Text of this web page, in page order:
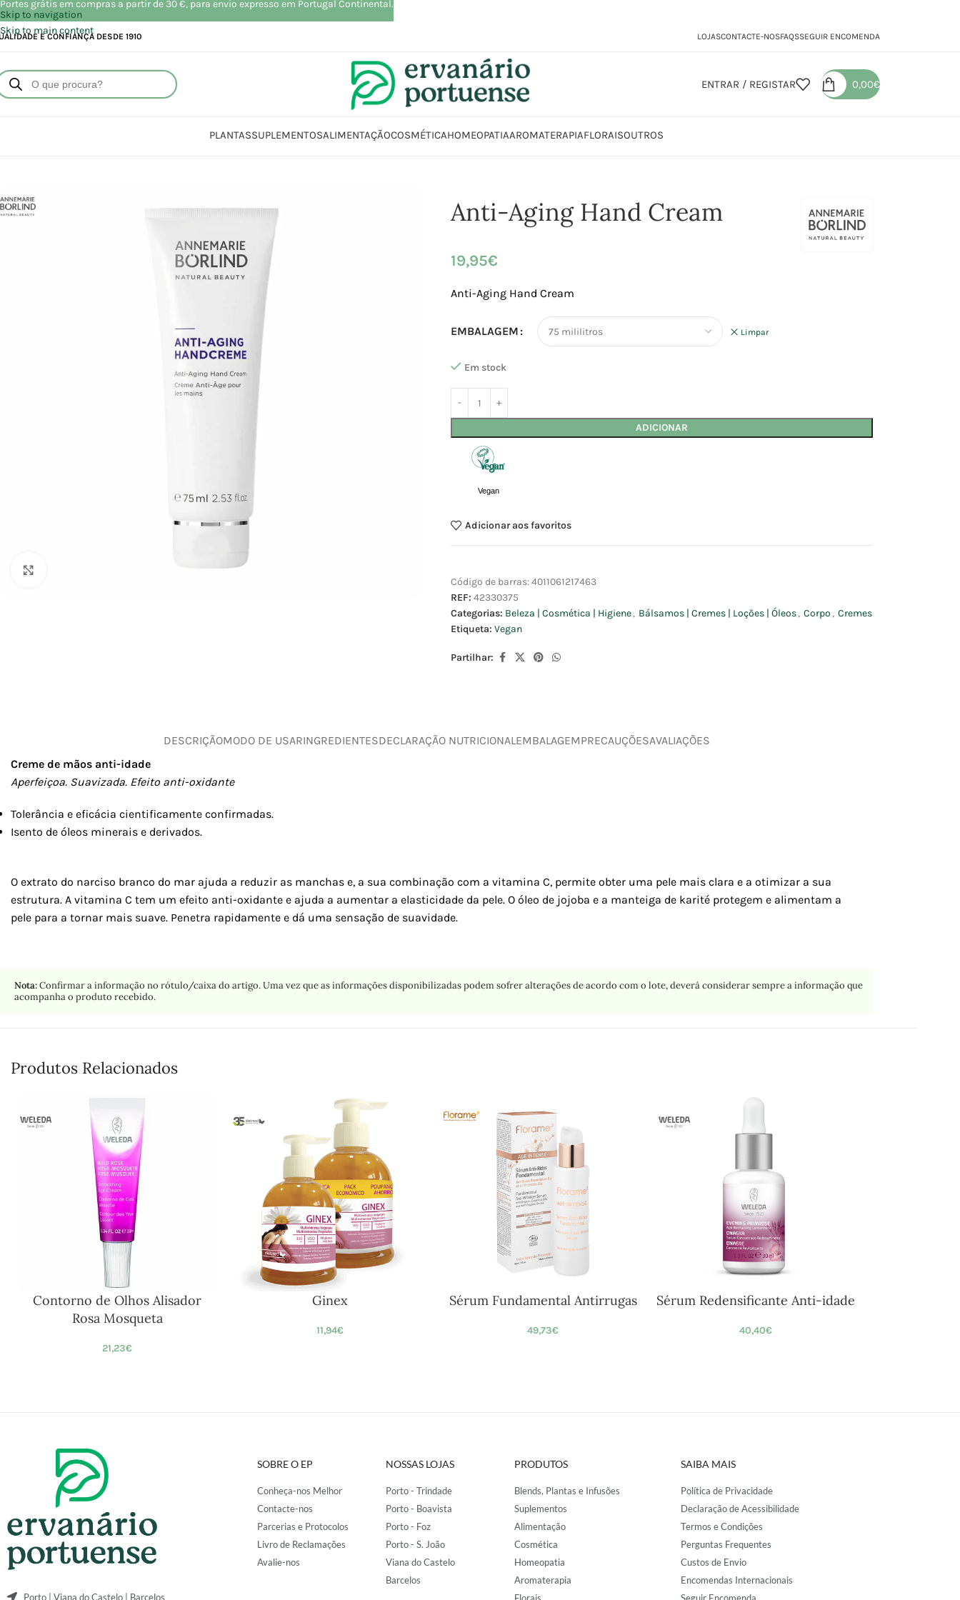
Skip to navigation
Skip to main content
E CONFIANÇA DESDE 1910 LOJASCONTACTE-NOSFAQSSEGUIR ENCOMENDA
ENTRAR / REGISTAR 0,00€
PLANTASSUPLEMENTOSALIMENTAÇÃOCOSMÉTICAHOMEOPATIAAROMATERAPIAFLORAISOUTROS
Anti-Aging Hand Cream
19,95€
Anti-Aging Hand Cream
EMBALAGEM Limpar
Em stock
ADICIONAR
Vegan
Adicionar aos favoritos
Código de barras:4011061217463
REF: 42330375
Categorias: Beleza | Cosmética | Higiene, Bálsamos | Cremes | Loções | Óleos, Corpo , Cremes
Etiqueta: Vegan
Partilhar:
DESCRIÇÃOMODO DE USARINGREDIENTESDECLARAÇÃO NUTRICIONAL EMBALAGEMPRECAUÇÕESAVALIAÇÕES
Creme de mãos anti-idade
Aperfeiçoa. Suavizada. Efeito anti-oxidante
Tolerância e eficácia cientificamente confirmadas.
Isento de óleos minerais e derivados.
O extrato do narciso branco do mar ajuda a reduzir as manchas e, a sua combinação com a vitamina C, permite obter uma pele mais clara e a otimizar a sua
estrutura. A vitamina C tem um efeito anti-oxidante e ajuda a aumentar a elasticidade da pele. O óleo de jojoba e a manteiga de karité protegem e alimentam a
pele para a tornar mais suave. Penetra rapidamente e dá uma sensação de suavidade.
Nota:Confirmar a informação no rótulo/caixa do artigo. Uma vez que as informações disponibilizadas podem sofrer alterações de acordo com o lote, deverá considerar sempre a informação que
acompanha o produto recebido.
Produtos Relacionados
Contorno de Olhos Alisador
Rosa Mosqueta
21,23€
Ginex
11,94€
Sérum Fundamental Antirrugas
49,73€
Sérum Redensificante Anti-idade
40,40€
Porto | Viana do Castelo | Barcelos
SOBRE O EP
Conheça-nos Melhor
Contacte-nos
Parcerias e Protocolos
Livro de Reclamações
Avalie-nos
NOSSAS LOJAS
Porto - Trindade
Porto - Boavista
Porto - Foz
Porto - S. João
Viana do Castelo
Barcelos
PRODUTOS
Blends, Plantas e Infusões
Suplementos
Alimentação
Cosmética
Homeopatia
Aromaterapia
SAIBA MAIS
Política de Privacidade
Declaração de Acessibilidade
Termos e Condições
Perguntas Frequentes
Custos de Envio
Encomendas Internacionais
Portes grátis em compras a partir de 30 €, para envio expresso em Portugal Continental.